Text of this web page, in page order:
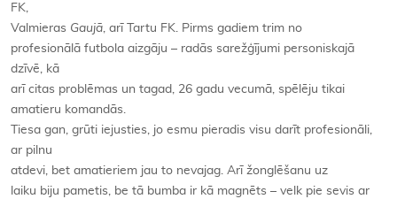
FK,
Valmieras Gaujā, arī Tartu FK. Pirms gadiem trim no
profesionālā futbola aizgāju – radās sarežģījumi personiskajā
dzīvē, kā
arī citas problēmas un tagad, 26 gadu vecumā, spēlēju tikai
amatieru komandās.
Tiesa gan, grūti iejusties, jo esmu pieradis visu darīt profesionāli,
ar pilnu
atdevi, bet amatieriem jau to nevajag. Arī žonglēšanu uz
laiku biju pametis, be tā bumba ir kā magnēts – velk pie sevis ar